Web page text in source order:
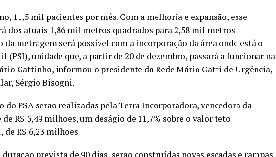
11,5 mil pacientes por mês. Com a melhoria e expansão, esse
dos atuais 1,86 mil metros quadrados para 2,58 mil metros
da metragem será possível com a incorporação da área onde está o
(PSI), unidade que, a partir de 20 de dezembro, passará a funcionar na
Gattinho, informou o presidente da Rede Mário Gatti de Urgência,
Sérgio Bisogni.
do PSA serão realizadas pela Terra Incorporadora, vencedora da
R$ 5,49 milhões, um deságio de 11,7% sobre o valor teto
de R$ 6,23 milhões.
prevista de 90 dias, serão construídas novas escadas e rampas